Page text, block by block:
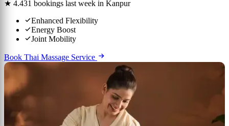
★ 4.431 bookings last week in Kanpur
Enhanced Flexibility
Energy Boost
Joint Mobility
Book Thai Massage Service